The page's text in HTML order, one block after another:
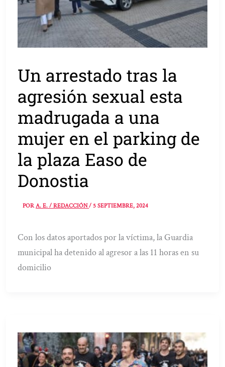
Un arrestado tras la
agresión sexual esta
madrugada a una
mujer en el parking de
la plaza Easo de
Donostia
PORA. E. / REDACCIÓN/5 SEPTIEMBRE, 2024
Con los datos aportados por la víctima, la Guardia
municipal ha detenido al agresor a las 11 horas en su
domicilio